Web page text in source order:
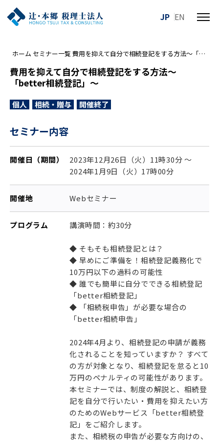
JP EN
メ
ー
ホーム セミナー一覧 費用を抑えて自分で相続登記をする方法～「better相続登記」～
費用を抑えて自分で相続登記をする方法～
「better相続登記」～
個人 相続・贈与 開催終了
セミナー内容
開催日（期間）
2023年12月26日（火）11時30分 ～
2024年1月9日（火）17時00分
開催地 Webセミナー
プログラム 講演時間：約30分
◆ そもそも相続登記とは？
◆ 早めにご準備を！相続登記義務化で
10万円以下の過料の可能性
◆ 誰でも簡単に自分でできる相続登記
「better相続登記」
◆ 「相続税申告」が必要な場合の
「better相続申告」
2024年4月より、相続登記の申請が義務
化されることを知っていますか？ すべて
の方が対象となり、相続登記を怠ると10
万円のペナルティの可能性があります。
本セミナーでは、制度の解説と、相続登
記を自分で行いたい・費用を抑えたい方
のためのWebサービス「better相続登
記」をご紹介します。
また、相続税の申告が必要な方向けの、